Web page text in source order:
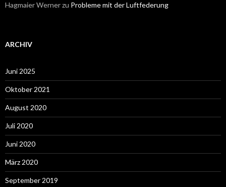
Hagmaier Wernerzu Probleme mit der Luftfederung
ARCHIV
Juni 2025
Oktober 2021
August 2020
Juli 2020
Juni 2020
März 2020
September 2019